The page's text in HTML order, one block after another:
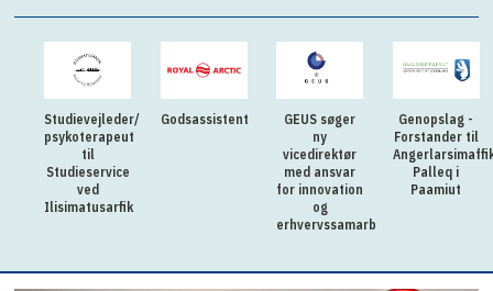
Studievejleder/
psykoterapeut
til
Studieservice
ved
Ilisimatusarfik
Godsassistent
GEUS søger
ny
vicedirektør
med ansvar
for innovation
og
erhvervssamarbejde
Genopslag -
Forstander til
Palleq i
Paamiut